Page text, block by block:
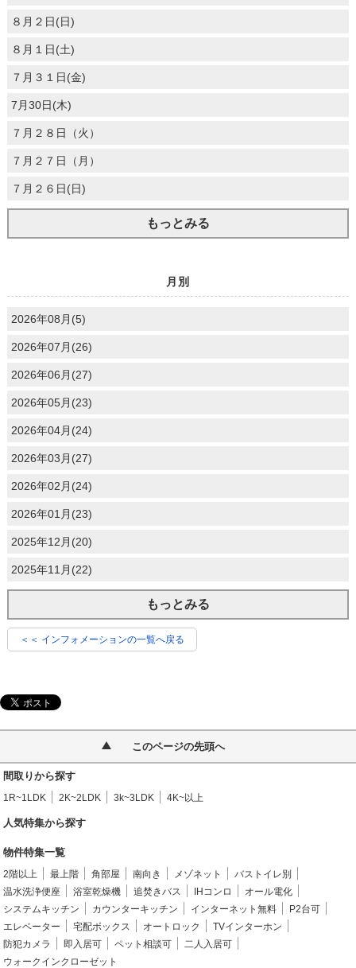
８月２日(日)
８月１日(土)
７月３１日(金)
7月30日(木)
７月２８日（火）
７月２７日（月）
７月２６日(日)
もっとみる
月別
2026年08月(5)
2026年07月(26)
2026年06月(27)
2026年05月(23)
2026年04月(24)
2026年03月(27)
2026年02月(24)
2026年01月(23)
2025年12月(20)
2025年11月(22)
もっとみる
＜＜ インフォメーションの一覧へ戻る
このページの先頭へ
間取りから探す
1R~1LDK 2K~2LDK 3k~3LDK 4K~以上
人気特集から探す
物件特集一覧
2階以上 最上階 角部屋 南向き メゾネット
バストイレ別
温水洗浄便座
浴室乾燥機 追焚きバス IHコンロ
オール電化
システムキッチン
カウンターキッチン インターネット無料
P2台可
エレベーター
宅配ボックス オートロック
TVインターホン
防犯カメラ
即入居可 ペット相談可
二人入居可
ウォークインクローゼット